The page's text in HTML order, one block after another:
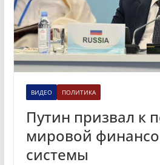
ВИДЕО ПОЛИТИКА
Путин призвал к
мировой
системы